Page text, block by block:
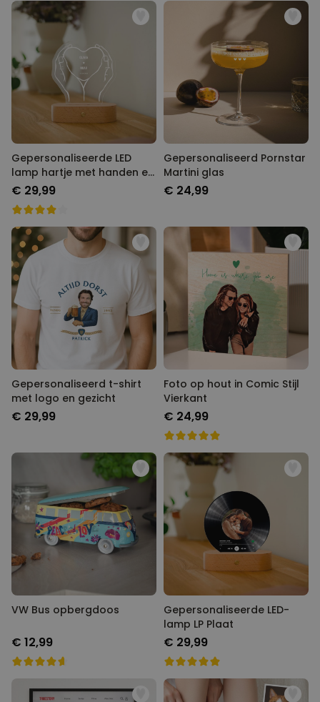
Gepersonaliseerde LED
lamp hartje met handen en
namen
€ 29,99
Gepersonaliseerd Pornstar
Martini glas
€ 24,99
Gepersonaliseerd t-shirt
met logo en gezicht
€ 29,99
Foto op hout in Comic Stijl
Vierkant
€ 24,99
VW Bus opbergdoos
€ 12,99
Gepersonaliseerde LED-
lamp LP Plaat
€ 29,99